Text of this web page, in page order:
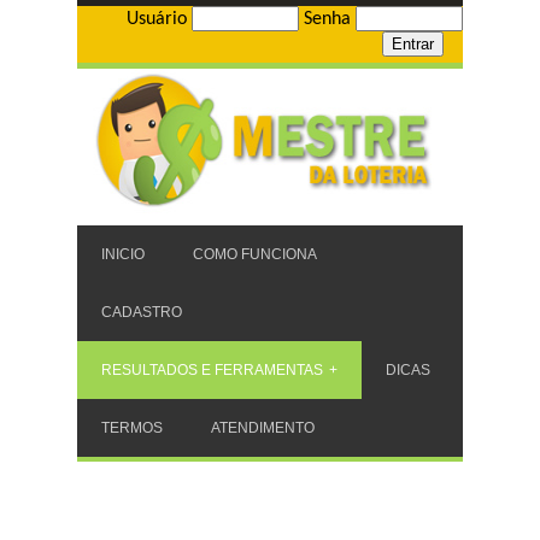
Usuário Senha
INICIO COMO FUNCIONA
CADASTRO
RESULTADOS E FERRAMENTAS DICAS
TERMOS ATENDIMENTO